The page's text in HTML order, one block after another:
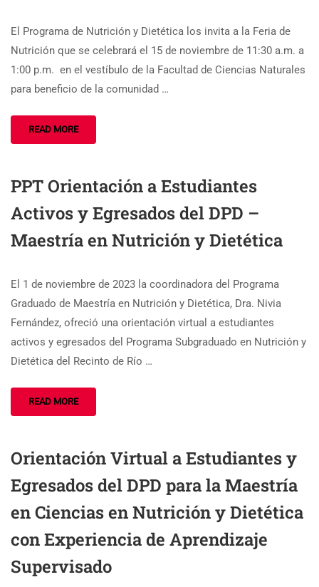
El Programa de Nutrición y Dietética los invita a la Feria de
Nutrición que se celebrará el 15 de noviembre de 11:30 a.m. a
1:00 p.m. en el vestíbulo de la Facultad de Ciencias Naturales
para beneficio de la comunidad …
READ MORE
PPT Orientación a Estudiantes
Activos y Egresados del DPD –
Maestría en Nutrición y Dietética
El 1 de noviembre de 2023 la coordinadora del Programa
Graduado de Maestría en Nutrición y Dietética, Dra. Nivia
Fernández, ofreció una orientación virtual a estudiantes
activos y egresados del Programa Subgraduado en Nutrición y
Dietética del Recinto de Río …
READ MORE
Orientación Virtual a Estudiantes y
Egresados del DPD para la Maestría
en Ciencias en Nutrición y Dietética
con Experiencia de Aprendizaje
Supervisado